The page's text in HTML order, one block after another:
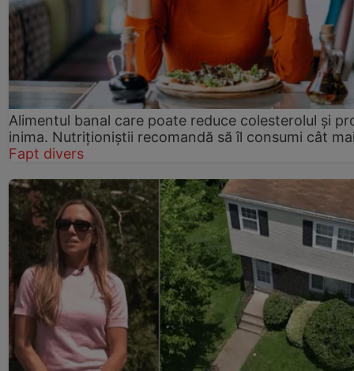
Alimentul banal care poate reduce colesterolul și
inima. Nutriționiștii recomandă să îl consumi cât
Fapt divers